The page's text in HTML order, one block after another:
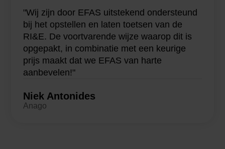
"Wij zijn door EFAS uitstekend ondersteund
bij het opstellen en laten toetsen van de
RI&E. De voortvarende wijze waarop dit is
opgepakt, in combinatie met een keurige
prijs maakt dat we EFAS van harte
aanbevelen!"
Niek Antonides
Anago